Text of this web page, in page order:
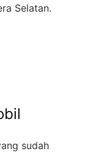
Selatan.
sudah